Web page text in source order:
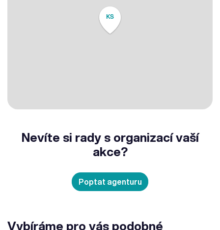
KS
Nevíte si rady s organizací vaší
akce?
Poptat agenturu
Vybíráme pro vás podobné